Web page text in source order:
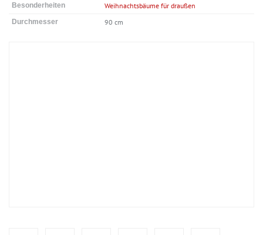
Besonderheiten Weihnachtsbäume für draußen
Durchmesser 90 cm